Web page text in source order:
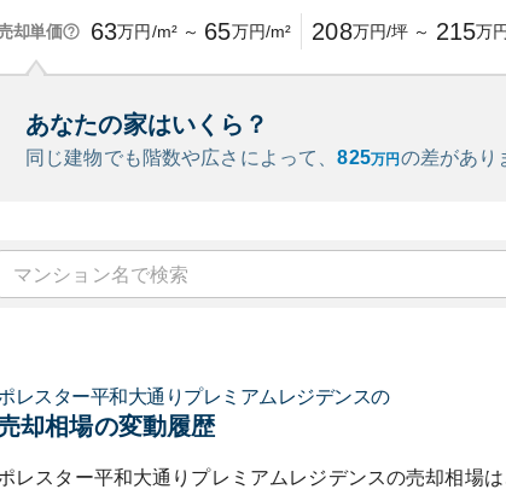
却単価 63万円/m² ～ 65万円/m² 208万円/坪 ～ 215万
あなたの家はいくら？
同じ建物でも階数や広さによって、825万円 の差があり
レスター平和大通りプレミアムレジデンスの
却相場の変動履歴
レスター平和大通りプレミアムレジデンスの売却相場